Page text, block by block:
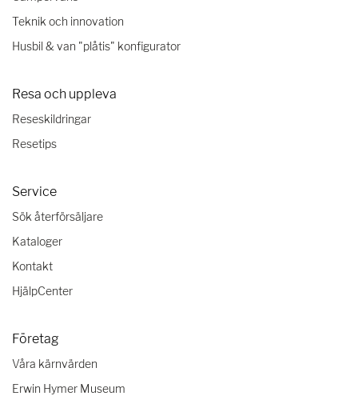
Teknik och innovation
Husbil & van "plåtis" konfigurator
Resa och uppleva
Reseskildringar
Resetips
Service
Sök återförsäljare
Kataloger
Kontakt
HjälpCenter
Företag
Våra kärnvärden
Erwin Hymer Museum